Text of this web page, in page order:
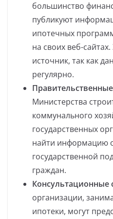
большинство
публикуют
ипотечных
на своих веб-
источник, так как
регулярно.
Министерства
коммунального
государственных
найти информацию
государственной
граждан.
Консультационные
организации,
ипотеки, могут